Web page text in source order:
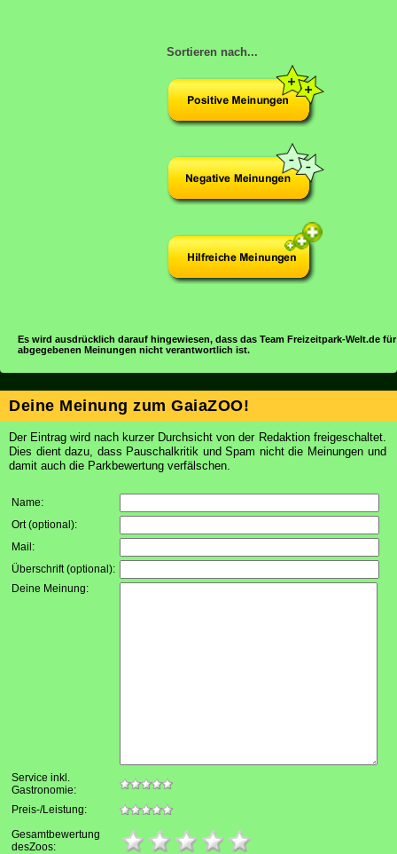
Sortieren nach...
Es wird ausdrücklich darauf hingewiesen, dass das Team Freizeitpark-Welt.de
abgegebenen Meinungen nicht verantwortlich ist.
Deine Meinung zum GaiaZOO!
Der Eintrag wird nach kurzer Durchsicht von der Redaktion freigeschaltet.
Dies dient dazu, dass Pauschalkritik und Spam nicht die Meinungen und
damit auch die Parkbewertung verfälschen.
Name:
Ort (optional):
Mail:
Überschrift (optional):
Deine Meinung:
Service inkl.
Gastronomie:
Preis-/Leistung:
Gesamtbewertung
desZoos: